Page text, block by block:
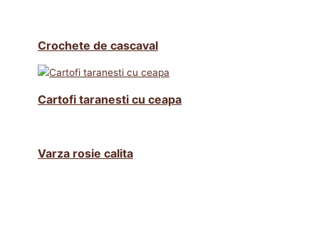
Crochete de cascaval
Cartofi taranesti cu ceapa
Varza rosie calita